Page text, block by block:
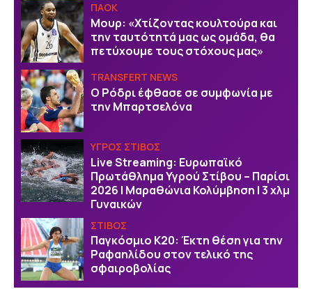
ΠΑΟΚ
Μουρ: «Χτίζοντας κουλτούρα και
την ταυτότητά μας ως ομάδα, θα
πετύχουμε τους στόχους μας»
TRANSFERT NEWS
O Ρόδρι έφθασε σε συμφωνία με
την Μπαρτσελόνα
ΥΓΡΟΣ ΣΤΙΒΟΣ
Live Streaming: Ευρωπαϊκό
Πρωτάθλημα Υγρού Στίβου – Παρίσι
2026 | Μαραθώνια Κολύμβηση | 3 χλμ
Γυναικών
ΣΤΙΒΟΣ
Παγκόσμιο Κ20: Έκτη θέση για την
Ραφαηλίδου στον τελικό της
σφαιροβολίας